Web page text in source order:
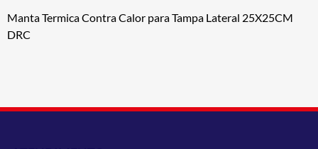
Manta Termica Contra Calor para Tampa Lateral 25X25CM
DRC